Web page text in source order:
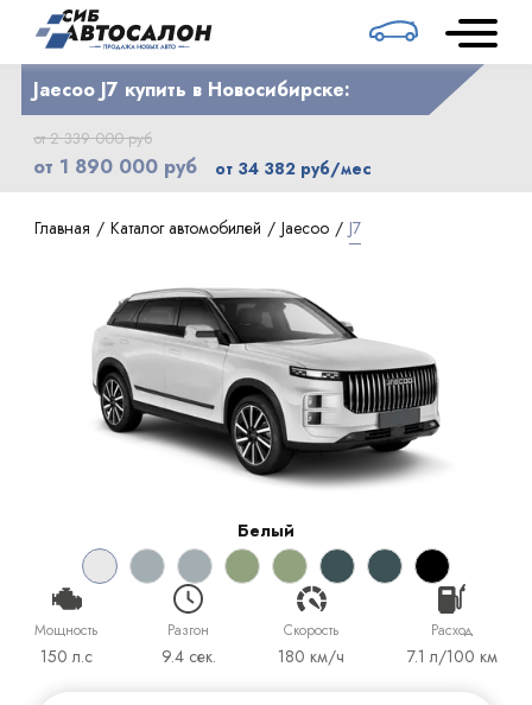
Jaecoo J7 купить в Новосибирске:
от 2 339 000 руб
от 1 890 000 руб от 34 382 руб/мес
Главная Каталог автомобилей Jaecoo J7
Мощность
150 л.с
Разгон
9.4 сек.
Cкорость
180 км/ч
Расход
7.1 л/100 км
Белый